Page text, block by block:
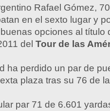
Rafael Gómez,
en el sexto lugar y
opciones al título
del Tour de las
ha perdido un par de
plaza tras su 76 de
par 71 de 6.601